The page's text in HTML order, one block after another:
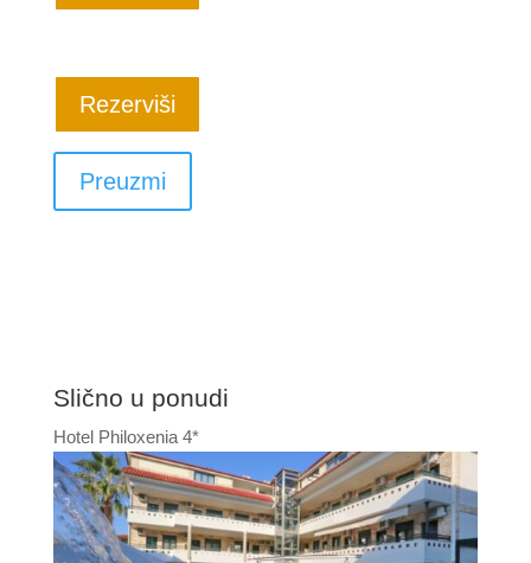
Rezerviši
Preuzmi
Slično u ponudi
Hotel Philoxenia 4*